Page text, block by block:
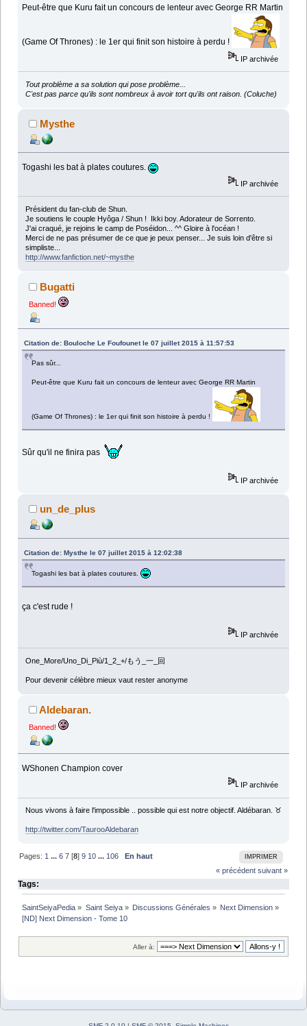
Peut-être que Kuru fait un concours de lenteur avec George RR Martin
(Game Of Thrones) : le 1er qui finit son histoire à perdu !
IP archivée
Tout problème a sa solution qui pose problème...
C'est pas parce qu'ils sont nombreux à avoir tort qu'ils ont raison. (Coluche)
Mysthe
Togashi les bat à plates coutures.
IP archivée
Président du fan-club de Shun.
Je soutiens le couple Hyôga / Shun ! Ikki boy. Adorateur de Sorrento.
J'ai craqué, je rejoins le camp de Poséidon... ^^ Gloire à l'océan !
Merci de ne pas présumer de ce que je peux penser... Je suis loin d'être si
simpliste...
http://www.fanfiction.net/~mysthe
Bugatti
Banned!
Citation de: Bouloche Le Foufounet le 07 juillet 2015 à 11:57:53
Pas sûr...
Peut-être que Kuru fait un concours de lenteur avec George RR Martin
(Game Of Thrones) : le 1er qui finit son histoire à perdu !
Sûr qu'il ne finira pas
IP archivée
un_de_plus
Citation de: Mysthe le 07 juillet 2015 à 12:02:38
Togashi les bat à plates coutures.
ça c'est rude !
IP archivée
One_More/Uno_Di_Più/1_2_+/もう_一_回
Pour devenir célèbre mieux vaut rester anonyme
Aldebaran.
Banned!
WShonen Champion cover
IP archivée
Nous vivons à faire l'impossible .. possible qui est notre objectif. Aldébaran. ♉
http://twitter.com/TaurooAldebaran
IMPRIMER
Pages: 1 ...6 7 [8]9 10 ... 106
En haut
« précédent suivant »
Tags:
SaintSeiyaPedia » Saint Seiya» Discussions Générales » Next Dimension »
[ND] Next Dimension - Tome 10
Aller à: